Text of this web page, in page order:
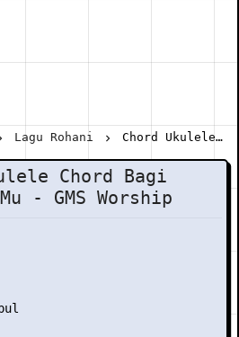
Lagu Rohani Chord Ukulele Chord Bagi KemuliaanMu - GMS Worship
Chord Bagi
- GMS Worship